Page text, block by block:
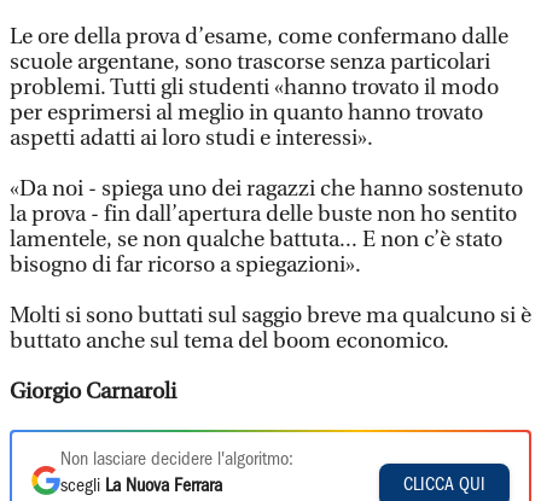
Le ore della prova d’esame, come confermano dalle
scuole argentane, sono trascorse senza particolari
problemi. Tutti gli studenti «hanno trovato il modo
per esprimersi al meglio in quanto hanno trovato
aspetti adatti ai loro studi e interessi».
«Da noi - spiega uno dei ragazzi che hanno sostenuto
la prova - fin dall’apertura delle buste non ho sentito
lamentele, se non qualche battuta... E non c’è stato
bisogno di far ricorso a spiegazioni».
Molti si sono buttati sul saggio breve ma qualcuno si è
buttato anche sul tema del boom economico.
Giorgio Carnaroli
Non lasciare decidere l'algoritmo:
scegli La Nuova Ferrara
CLICCA QUI